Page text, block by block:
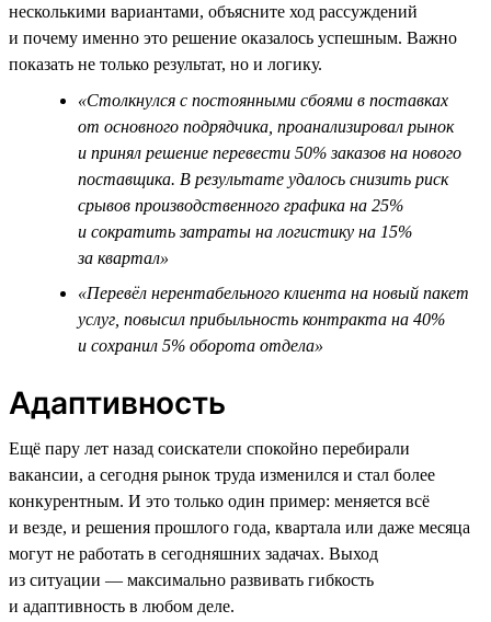
несколькими вариантами, объясните ход рассуждений
и почему именно это решение оказалось успешным. Важно
показать не только результат, но и логику.
«Столкнулся с постоянными сбоями в поставках
от основного подрядчика, проанализировал рынок
и принял решение перевести 50% заказов на нового
поставщика. В результате удалось снизить риск
срывов производственного графика на 25%
и сократить затраты на логистику на 15%
за квартал»
«Перевёл нерентабельного клиента на новый пакет
услуг, повысил прибыльность контракта на 40%
и сохранил 5% оборота отдела»
Адаптивность
Ещё пару лет назад соискатели спокойно перебирали
вакансии, а сегодня рынок труда изменился и стал более
конкурентным. И это только один пример: меняется всё
и везде, и решения прошлого года, квартала или даже месяца
могут не работать в сегодняшних задачах. Выход
из ситуации — максимально развивать гибкость
и адаптивность в любом деле.